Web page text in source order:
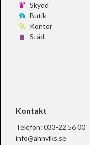
Skydd
Butik
Kontor
Städ
Kontakt
Telefon: 033-22 56 00
info@ahnviks.se